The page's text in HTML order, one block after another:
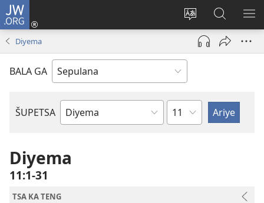
JW.ORG
Fetola
mmolabolo
Kena
(opens
window)
Nyakela
ga
JW.ORG
Diyema
BALA GA
ŠUPETSA
Puku
Karoganyo
Diyema
11:1-31
TSA KA TENG